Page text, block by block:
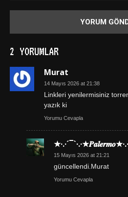
2 YORUMLAR
Murat
14 Mayıs 2026 at 21:38
Linkleri yenilermisiniz
yazık ki
Yorumu Cevapla
15 Mayıs 2026 at 21:21
güncellendi.Murat
Yorumu Cevapla